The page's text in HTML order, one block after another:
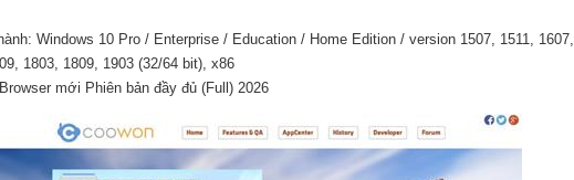
Windows 10 Pro / Enterprise / Education / Home Edition / version 1507, 1511, 1607,
1803, 1809, 1903 (32/64 bit), x86
mới Phiên bản đầy đủ (Full) 2026